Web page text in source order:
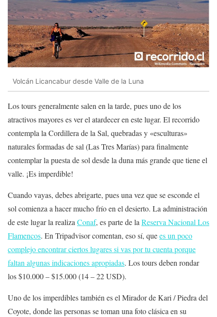
Volcán Licancabur desde Valle de la Luna
Los tours generalmente salen en la tarde, pues uno de los
atractivos mayores es ver el atardecer en este lugar. El recorrido
contempla la Cordillera de la Sal, quebradas y «esculturas»
naturales formadas de sal (Las Tres Marías) para finalmente
contemplar la puesta de sol desde la duna más grande que tiene el
valle. ¡Es imperdible!
Cuando vayas, debes abrigarte, pues una vez que se esconde el
sol comienza a hacer mucho frío en el desierto. La administración
de este lugar la realiza Conaf, es parte de la Reserva Nacional Los
Flamencos. En Tripadvisor comentan, eso sí, quees un poco
complejo encontrar ciertos lugares si vas por tu cuenta porque
faltan algunas indicaciones apropiadas. Los tours deben rondar
los $10.000 – $15.000 (14 – 22 USD).
Uno de los imperdibles también es el Mirador de Kari / Piedra del
Coyote, donde las personas se toman una foto clásica en su